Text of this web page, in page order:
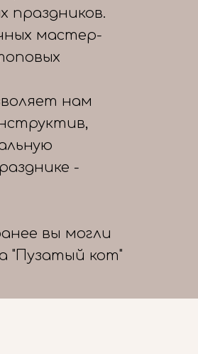
праздников.
мастер-
нам
-
вы могли
"Пузатый кот"